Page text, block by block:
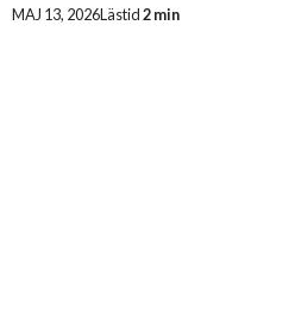
MAJ 13, 2026Lästid2 min